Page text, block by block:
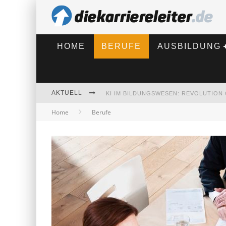
HOME BERUFE AUSBILDUNG
AKTUELL
BEWERBEN 2026: WAS SICH
Home Berufe